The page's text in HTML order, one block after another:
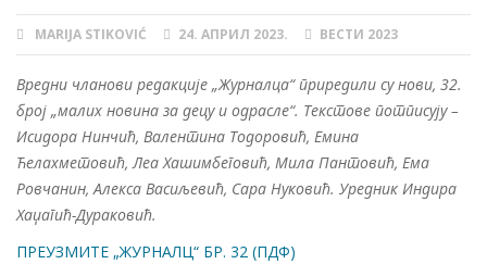
AUTHOR
MARIJA STIKOVIĆ
POSTED
ON
24. АПРИЛ 2023. CATEGORIES
ВЕСТИ 2023
Вредни чланови редакције „Журналца“ приредили су нови, 32.
број „малих новина за децу и одрасле“. Текстове потписују –
Исидора Нинчић, Валентина Тодоровић, Емина
Ћелахметовић, Леа Хашимбеговић, Мила Пантовић, Ема
Ровчанин, Алекса Васиљевић, Сара Нуковић. Уредник Индира
Хаџагић-Дураковић.
ПРЕУЗМИТЕ „ЖУРНАЛЦ“ БР. 32 (ПДФ)